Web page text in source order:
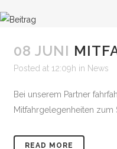
08 JUNI
Posted at 12:09h in News
Bei unserem Partner
Mitfahrgelegenheiten zum
READ MORE